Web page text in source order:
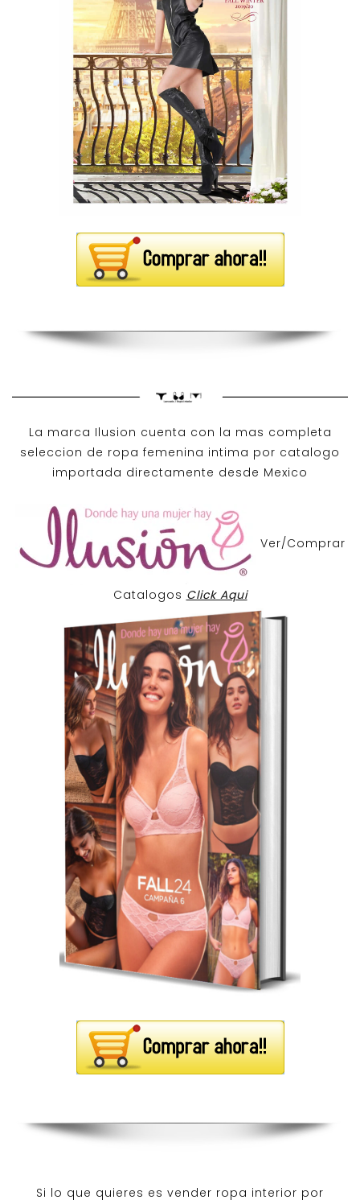
La marca Ilusion cuenta con la mas completa
seleccion de ropa femenina intima por catalogo
importada directamente desde Mexico
Ver/Comprar
Catalogos Click Aqui
Si lo que quieres es vender ropa interior por